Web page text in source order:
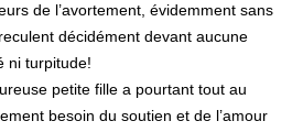
de l’avortement, évidemment sans
décidément devant aucune
ni turpitude!
petite fille a pourtant tout au
besoin du soutien et de l’amour